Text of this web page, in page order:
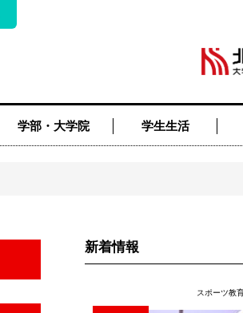
学部・大学院 学生生活
新着情報
スポーツ教